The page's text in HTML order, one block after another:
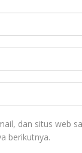
dan situs web
berikutnya.